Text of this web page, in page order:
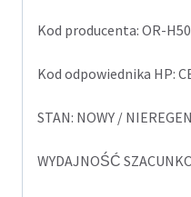
Kod producenta: OR-
Kod odpowiednika HP:
STAN: NOWY /
WYDAJNOŚĆ